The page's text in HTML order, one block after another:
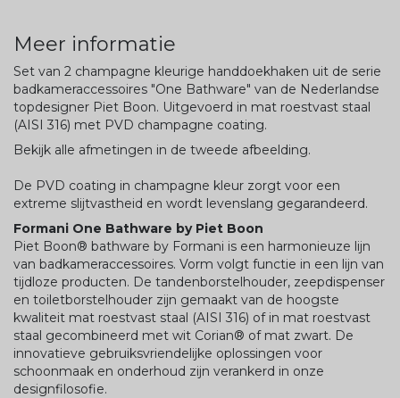
Meer informatie
Set van 2 champagne kleurige handdoekhaken uit de serie
badkameraccessoires "One Bathware" van de Nederlandse
topdesigner Piet Boon. Uitgevoerd in mat roestvast staal
(AISI 316) met PVD champagne coating.
Bekijk alle afmetingen in de tweede afbeelding.
De PVD coating in champagne kleur zorgt voor een
extreme slijtvastheid en wordt levenslang gegarandeerd.
Formani One Bathware by Piet Boon
Piet Boon® bathware by Formani is een harmonieuze lijn
van badkameraccessoires. Vorm volgt functie in een lijn van
tijdloze producten. De tandenborstelhouder, zeepdispenser
en toiletborstelhouder zijn gemaakt van de hoogste
kwaliteit mat roestvast staal (AISI 316) of in mat roestvast
staal gecombineerd met wit Corian® of mat zwart. De
innovatieve gebruiksvriendelijke oplossingen voor
schoonmaak en onderhoud zijn verankerd in onze
designfilosofie.